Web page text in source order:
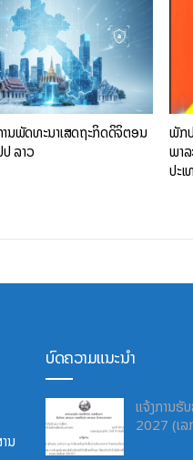
ນພັດທະນາເສດຖະກິດດິຈິຕອນ
ລາວ
ພັກ
ພາ
ປະ
ນ
ບົດຄວາມແນະນຳ
ແຈ້ງການ
2027 (ເ